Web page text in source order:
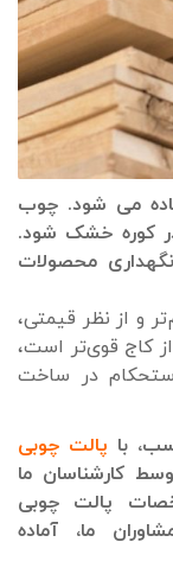
می شود. چوب
کوره خشک شود.
محصولات
و از نظر قیمتی،
کاج قوی‌تر است،
در ساخت
با پالت چوبی
کارشناسان ما
پالت چوبی
ما، آماده